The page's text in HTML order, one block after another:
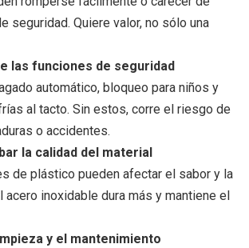
seguridad. Quiere valor, no sólo una
las funciones de seguridad
automático, bloqueo para niños y
al tacto. Sin estos, corre el riesgo de
o accidentes.
la calidad del material
de plástico pueden afectar el sabor y la
acero inoxidable dura más y mantiene el
y el mantenimiento